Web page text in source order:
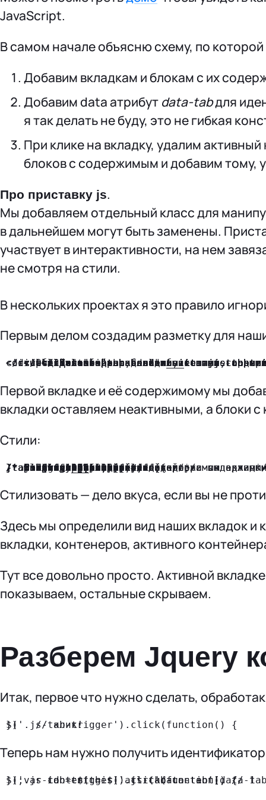
JavaScript.
В самом начале объясню схему, по
Добавим вкладкам и блокам с их
Добавим data атрибут data-tabдля
я так делать не буду, это не гибкая
При клике на вкладку, удалим
блоков с содержимым и добавим тому,
Про приставку js.
Мы добавляем отдельный класс для
в дальнейшем могут быть заменены.
участвует в интерактивности, на нем
не смотря на стили.
В нескольких проектах я это правило
Первым делом создадим разметку для
<!-- Общий контейнер для табов -->
<div class="tabs">
   
   <!--  Контейнер с вкладками   -->
   <ul class="tab-header">
      <li class="tab-header__item js-tab-trigger active" data-tab="1">Первая</li>
      <li class="tab-header__item js-tab-trigger" data-tab="2">Вторая</li>
      <li class="tab-header__item js-tab-trigger" data-tab="3">Третья</li>
   </ul>
   
   <!--  Контейнер с блоками, которые содержат контент вкладок   -->
   <ul class="tab-content">
      <li class="tab-content__item js-tab-content active" data-tab="1">
         Далеко-далеко за словесными, горами в стране гласных и согласных живут рыбные тексты.
      </li>
      <li class="tab-content__item js-tab-content" data-tab="2">
         Lorem ipsum, dolor sit amet consectetur adipisicing elit. Dolorum rem laboriosam cum repudiandae natus corrupti?
      </li>
      <li class="tab-content__item js-tab-content" data-tab="3">
         Далеко-далеко за словесными горами.
      </li>
   </ul>
</div>
Первой вкладке и её содержимому мы
вкладки оставляем неактивными, а блоки
Стили:
Стилизовать — дело вкуса, если вы не
Здесь мы определили вид наших вкладок
вкладки, контенеров, активного
Тут все довольно просто. Активной
показываем, остальные скрываем.
Разберем Jquery
Итак, первое что нужно сделать,
$('.js-tab-trigger').click(function() {
     // клик! 
})
Теперь нам нужно получить